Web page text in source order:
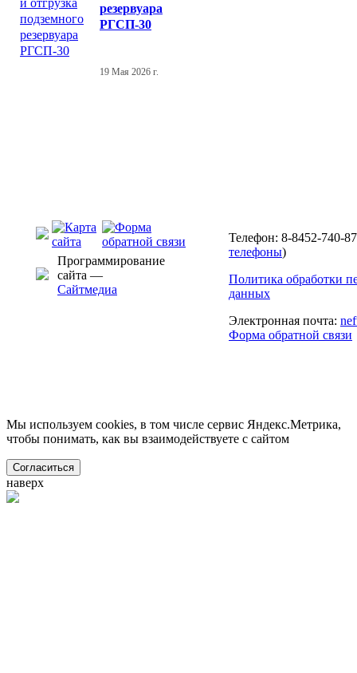
резервуара
РГСП-30
19 Мая 2026 г.
Программирование
сайта —
Сайтмедиа
Телефон: 8-8452-740-
телефоны)
Политика обработки
данных
Электронная почта:
Форма обратной связи
Мы используем cookies, в том числе сервис Яндекс.Метрика,
чтобы понимать, как вы взаимодействуете с сайтом
Согласиться
наверх